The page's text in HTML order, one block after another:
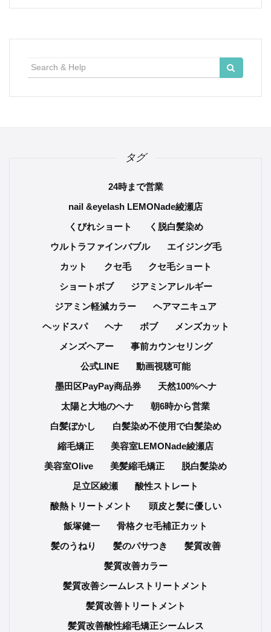
カ
タグ
24時まで営業
nail &eyelash LEMONade綾瀬店
くびれショート
く脱白髪染め
ウルトラファインバブル
エイジング毛
カット
クセ毛
クセ毛ショート
ショートボブ
ジアミンアレルギー
ジアミン軽減カラー
ヘアマニキュア
ヘッドスパ
ヘナ ボブ
メンズカット
メンズヘアー
事前カウンセリング
公式LINE
動画視聴可能
墨田区PayPay商品券
天然100%ヘナ
太陽と大地のヘナ
朝6時から営業
白髪ぼかし
白髪染め不使用で白髪染め
縮毛矯正
美容室LEMONade綾瀬店
美容室Olive
美髪縮毛矯正
脱白髪染め
足立区綾瀬
酸性ストレート
酸熱トリートメント
頭皮と髪に優しい
飯塚健一
骨格クセ毛補正カット
髪のうねり
髪のパサつき
髪質改善
髪質改善カラー
髪質改善シームレストリートメント
髪質改善トリートメント
髪質改善酸性縮毛矯正シームレス